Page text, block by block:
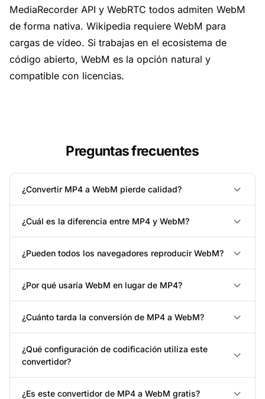
MediaRecorder API y WebRTC todos admiten WebM
de forma nativa. Wikipedia requiere WebM para
cargas de vídeo. Si trabajas en el ecosistema de
código abierto, WebM es la opción natural y
compatible con licencias.
Preguntas frecuentes
¿Convertir MP4 a WebM pierde calidad?
¿Cuál es la diferencia entre MP4 y WebM?
¿Pueden todos los navegadores reproducir WebM?
¿Por qué usaría WebM en lugar de MP4?
¿Cuánto tarda la conversión de MP4 a WebM?
¿Qué configuración de codificación utiliza este
convertidor?
¿Es este convertidor de MP4 a WebM gratis?